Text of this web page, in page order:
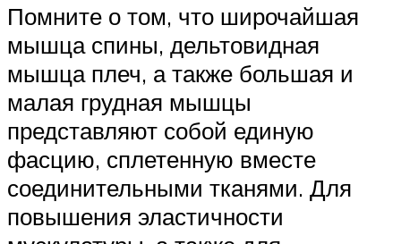
Помните о том, что широчайшая
мышца спины, дельтовидная
мышца плеч, а также большая и
малая грудная мышцы
представляют собой единую
фасцию, сплетенную вместе
соединительными тканями. Для
повышения эластичности